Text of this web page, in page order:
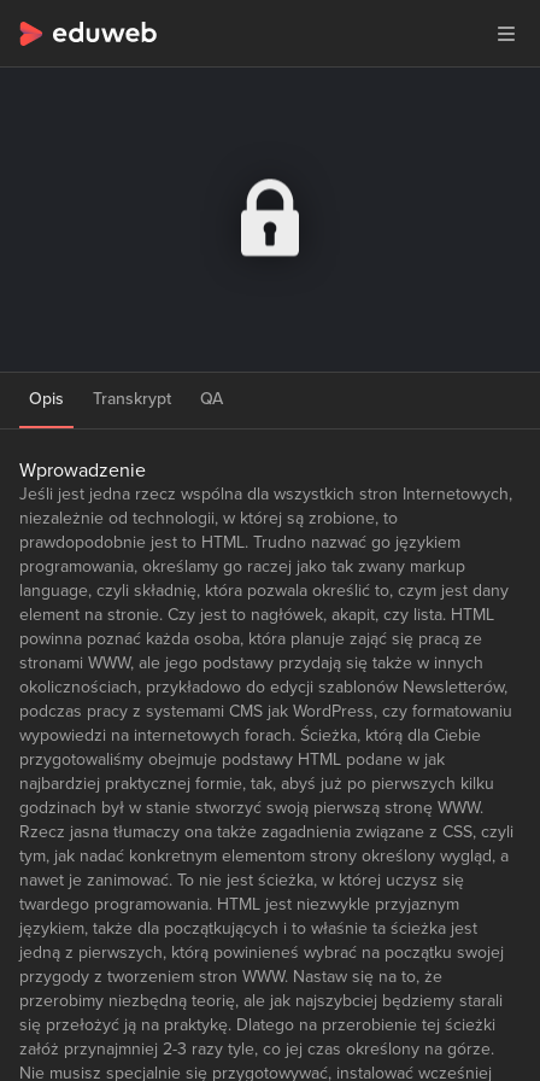
Opis Transkrypt QA
Wprowadzenie
Jeśli jest jedna rzecz wspólna dla wszystkich stron Internetowych,
niezależnie od technologii, w której są zrobione, to
prawdopodobnie jest to HTML. Trudno nazwać go językiem
programowania, określamy go raczej jako tak zwany markup
language, czyli składnię, która pozwala określić to, czym jest dany
element na stronie. Czy jest to nagłówek, akapit, czy lista. HTML
powinna poznać każda osoba, która planuje zająć się pracą ze
stronami WWW, ale jego podstawy przydają się także w innych
okolicznościach, przykładowo do edycji szablonów Newsletterów,
podczas pracy z systemami CMS jak WordPress, czy formatowaniu
wypowiedzi na internetowych forach. Ścieżka, którą dla Ciebie
przygotowaliśmy obejmuje podstawy HTML podane w jak
najbardziej praktycznej formie, tak, abyś już po pierwszych kilku
godzinach był w stanie stworzyć swoją pierwszą stronę WWW.
Rzecz jasna tłumaczy ona także zagadnienia związane z CSS, czyli
tym, jak nadać konkretnym elementom strony określony wygląd, a
nawet je zanimować. To nie jest ścieżka, w której uczysz się
twardego programowania. HTML jest niezwykle przyjaznym
językiem, także dla początkujących i to właśnie ta ścieżka jest
jedną z pierwszych, którą powinieneś wybrać na początku swojej
przygody z tworzeniem stron WWW. Nastaw się na to, że
przerobimy niezbędną teorię, ale jak najszybciej będziemy starali
się przełożyć ją na praktykę. Dlatego na przerobienie tej ścieżki
załóż przynajmniej 2-3 razy tyle, co jej czas określony na górze.
Nie musisz specjalnie się przygotowywać, instalować wcześniej